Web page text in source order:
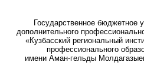
Государственное бюджетное
дополнительного
«Кузбасский региональный
профессионального
имени Аман-гельды